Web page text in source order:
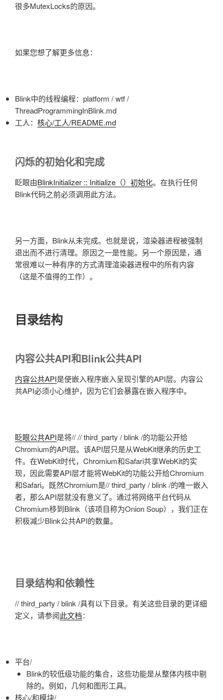
很多MutexLocks的原因。
如果您想了解更多信息：
Blink中的线程编程：platform / wtf /
ThreadProgrammingInBlink.md
工人： 核心/工人/README.md
闪烁的初始化和完成
眨眼由BlinkInitializer :: Initialize（）初始化。在执行任何
Blink代码之前必须调用此方法。
另一方面，Blink从未完成。也就是说，渲染器进程被强制
退出而不进行清理。原因之一是性能。另一个原因是，通
常很难以一种有序的方式清理渲染器进程中的所有内容
（这是不值得的工作）。
目录结构
内容公共API和Blink公共API
内容公共API是使嵌入程序嵌入呈现引擎的API层。内容公
共API必须小心维护，因为它们会暴露在嵌入程序中。
眨眼公共API是将// // third_party / blink /的功能公开给
Chromium的API层。该API层只是从WebKit继承的历史工
件。在WebKit时代，Chromium和Safari共享WebKit的实
现，因此需要API层才能将WebKit的功能公开给Chromium
和Safari。既然Chromium是// third_party / blink /的唯一嵌入
者，那么API层就没有意义了。通过将网络平台代码从
Chromium移到Blink（该项目称为Onion Soup），我们正在
积极减少Blink公共API的数量。
目录结构和依赖性
// third_party / blink /具有以下目录。有关这些目录的更详细
定义，请参阅此文档：
平台/
Blink的较低级功能的集合，这些功能是从整体内核中剔
除的。例如，几何和图形工具。
核心/和模块/